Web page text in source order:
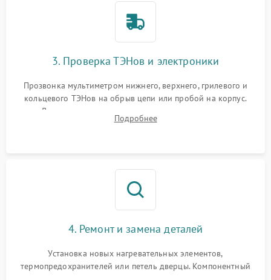
3. Проверка ТЭНов и электроники
Прозвонка мультиметром нижнего, верхнего, грилевого и
кольцевого ТЭНов на обрыв цепи или пробой на корпус.
Диагностика термостата, датчиков температуры,
переключателя режимов и мотора конвекции.
Подробнее
4. Ремонт и замена деталей
Установка новых нагревательных элементов,
термопредохранителей или петель дверцы. Компонентный